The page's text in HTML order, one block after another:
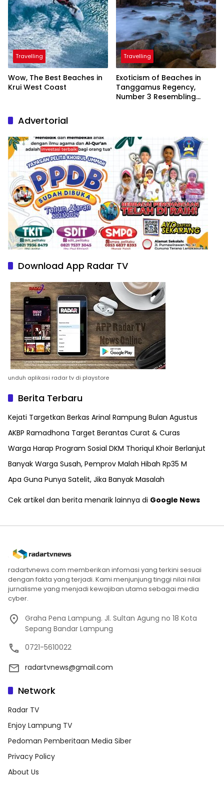
Travelling
Wow, The Best Beaches in
Krui West Coast
Travelling
Exoticism of Beaches in
Tanggamus Regency,
Number 3 Resembling
Advertorial
Download App Radar TV
unduh aplikasi radar tv di playstore
Berita Terbaru
Kejati Targetkan Berkas Arinal Rampung Bulan Agustus
AKBP Ramadhona Target Berantas Curat & Curas
Warga Harap Program Sosial DKM Thoriqul Khoir Berlanjut
Banyak Warga Susah, Pemprov Malah Hibah Rp35 M
Apa Guna Punya Satelit, Jika Banyak Masalah
Cek artikel dan berita menarik lainnya di Google News
radartvnews.com memberikan infomasi yang terkini sesuai
dengan fakta yang terjadi. Kami menjunjung tinggi nilai nilai
jurnalisme yang menjadi kewajiban utama sebagai media
cyber.
Graha Pena Lampung. Jl. Sultan Agung no 18 Kota
Sepang Bandar Lampung
0721-5610022
radartvnews@gmail.com
Network
Radar TV
Enjoy Lampung TV
Pedoman Pemberitaan Media Siber
Privacy Policy
About Us